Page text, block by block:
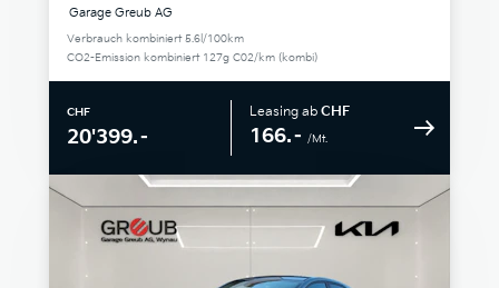
Garage Greub AG
Verbrauch kombiniert 5.6l/100km
CO2-Emission kombiniert 127g C02/km (kombi)
CHF
20'399.–
Leasing ab CHF
166.– /Mt.